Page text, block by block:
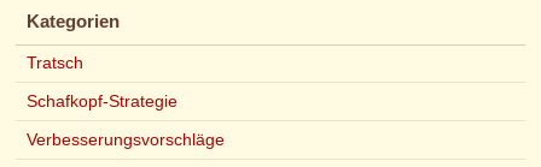
Kategorien
Tratsch
Schafkopf-Strategie
Verbesserungsvorschläge